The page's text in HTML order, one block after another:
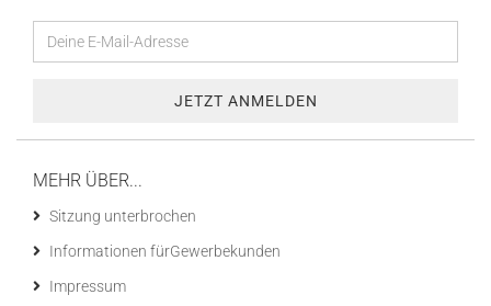
MEHR ÜBER...
Sitzung unterbrochen
Informationen fürGewerbekunden
Impressum